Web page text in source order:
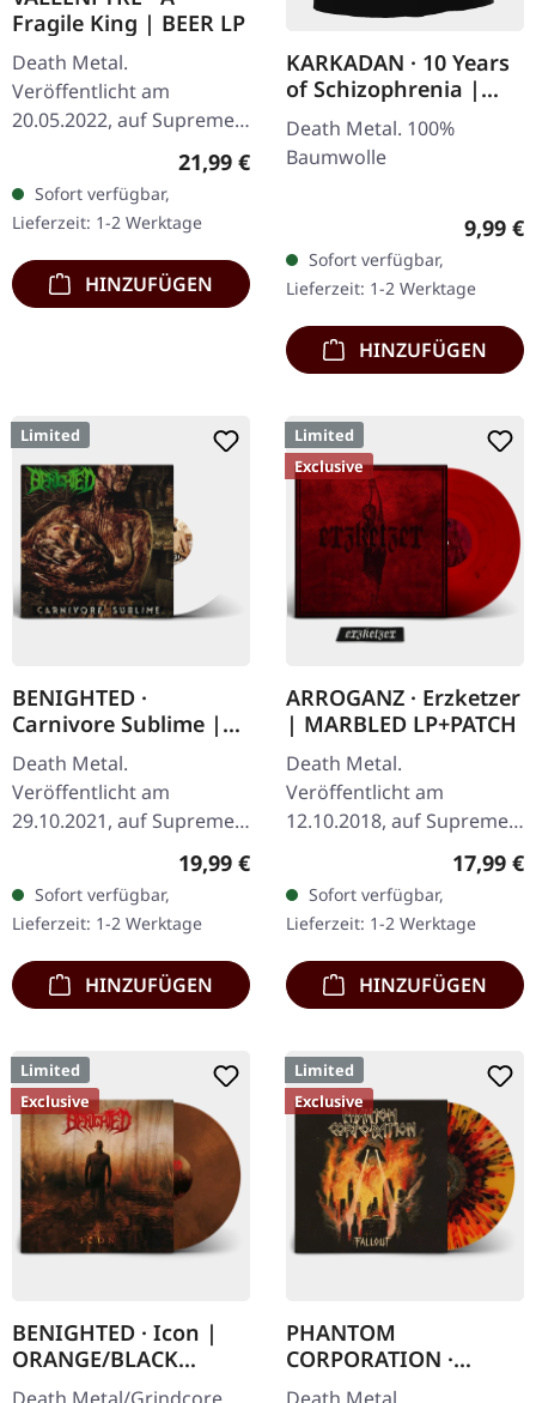
Fragile King | BEER LP
Death Metal.
Veröffentlicht am
20.05.2022, auf Supreme
Transparent Beige/Bier
180g Vinyl mit Insert im
schweren, matten Cover.…
Regulärer Preis:
21,99 €
Sofort verfügbar,
Lieferzeit: 1-2 Werktage
HINZUFÜGEN
KARKADAN · 10 Years
of Schizophrenia |
GIRLIE
Death Metal. 100%
Baumwolle
9,99 €
Sofort verfügbar,
Lieferzeit: 1-2 Werktage
HINZUFÜGEN
Limited
BENIGHTED ·
Carnivore Sublime |
WHITE LP
Death Metal.
Veröffentlicht am
29.10.2021, auf Supreme
Chaos Records. Weißes
Vinyl. Neuauflage als
hochwertiges Vinyl mit
Original Splatter…
Regulärer Preis:
19,99 €
Sofort verfügbar,
Lieferzeit: 1-2 Werktage
HINZUFÜGEN
Limited
Exclusive
ARROGANZ · Erzketzer
| MARBLED LP+PATCH
Death Metal.
Veröffentlicht am
12.10.2018, auf Supreme
Transparent rot mit
schwarz marmoriert und
Erzketzer Patch, limitiert
auf 100…
17,99 €
Sofort verfügbar,
Lieferzeit: 1-2 Werktage
HINZUFÜGEN
Limited
Exclusive
BENIGHTED · Icon |
ORANGE/BLACK
MARBLED LP
Limited
Exclusive
PHANTOM
CORPORATION ·
Fallout | FIRE